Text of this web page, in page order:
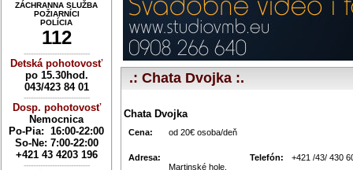
ZÁCHRANNA SLUŽBA
POŽIARNÍCI
POLÍCIA
112
----------------------------
Detská pohotovosť
po 15.30hod.
043/423 84 01
----------------------------
Dosp. pohotovosť
Nemocnica
Po-Pia: 16:00-22:00
So-Ne: 7:00-22:00
+421 43 4203 196
----------------------------
.: Chata Dvojka :.
Chata Dvojka
Cena: od 20€ osoba/deň
Adresa:
Martinské hole,
Telefón:
+421 /43/ 430